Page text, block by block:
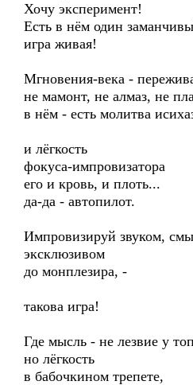
Хочу эксперимент!
Есть в нём один
игра живая!
Мгновения-века -
не мамонт, не алмаз, не
в нём - есть молитва
и лёгкость
фокуса-импровизатора
его и кровь, и плоть...
да-да - автопилот.
Импровизируй звуком,
эксклюзивом
до монплезира, -
такова игра!
Где мысль - не лезвие у
но лёгкость
в бабочкином трепете,